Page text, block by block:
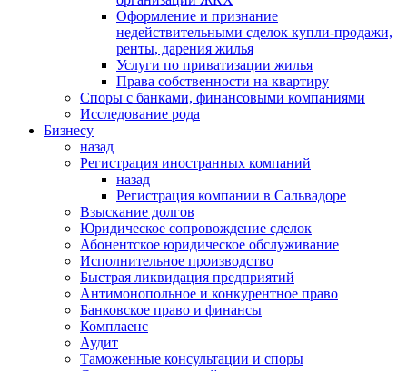
Оформление и признание
недействительными сделок купли-продажи,
ренты, дарения жилья
Услуги по приватизации жилья
Права собственности на квартиру
Cпоры с банками, финансовыми компаниями
Исследование рода
Бизнесу
назад
Регистрация иностранных компаний
назад
Регистрация компании в Сальвадоре
Взыскание долгов
Юридическое сопровождение сделок
Абонентское юридическое обслуживание
Исполнительное производство
Быстрая ликвидация предприятий
Антимонопольное и конкурентное право
Банковское право и финансы
Комплаенс
Аудит
Таможенные консультации и споры